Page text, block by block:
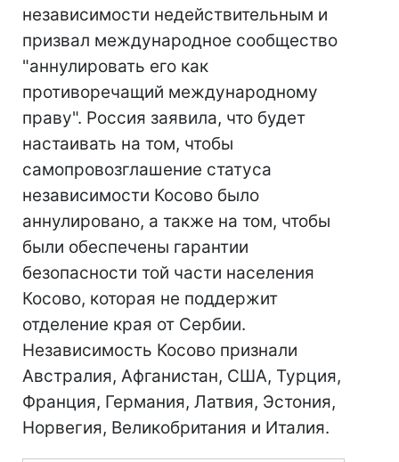
независимости недействительным и
призвал международное сообщество
"аннулировать его как
противоречащий международному
праву". Россия заявила, что будет
настаивать на том, чтобы
самопровозглашение статуса
независимости Косово было
аннулировано, а также на том, чтобы
были обеспечены гарантии
безопасности той части населения
Косово, которая не поддержит
отделение края от Сербии.
Независимость Косово признали
Австралия, Афганистан, США, Турция,
Франция, Германия, Латвия, Эстония,
Норвегия, Великобритания и Италия.